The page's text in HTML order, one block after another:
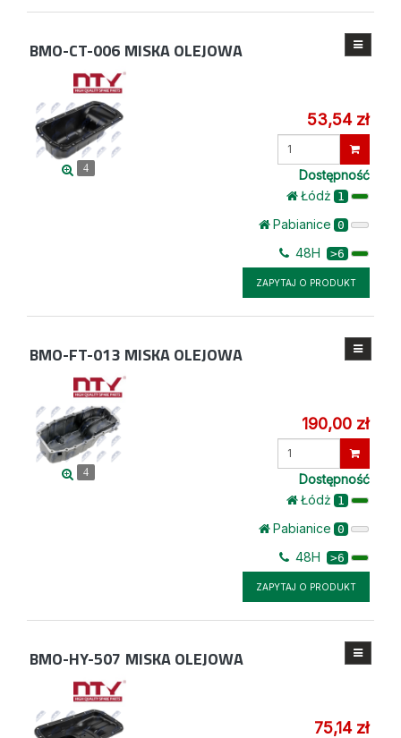
BMO-CT-006 MISKA OLEJOWA
4
53,54 zł
Wprowadź
Dostępność
Łódż 1
Pabianice 0
48H >6
ZAPYTAJ O PRODUKT
BMO-FT-013 MISKA OLEJOWA
4
190,00 zł
Wprowadź
Dostępność
Łódż 1
Pabianice 0
48H >6
ZAPYTAJ O PRODUKT
BMO-HY-507 MISKA OLEJOWA
75,14 zł